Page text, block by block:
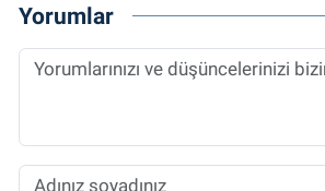
Sorumlu Haber Editörü'
etmektedir.
Yorumlar